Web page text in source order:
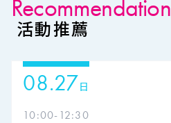
Recommendation
活動推薦
08.27日
10:00-12:30